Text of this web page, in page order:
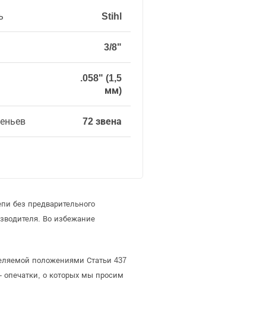
Stihl
3/8"
.058" (1,5
мм)
72 звена
без предварительного
Во избежание
положениями Статьи 437
опечатки, о которых мы просим